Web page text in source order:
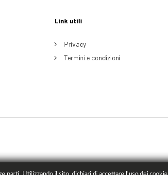
Link utili
Privacy
Termini e condizioni